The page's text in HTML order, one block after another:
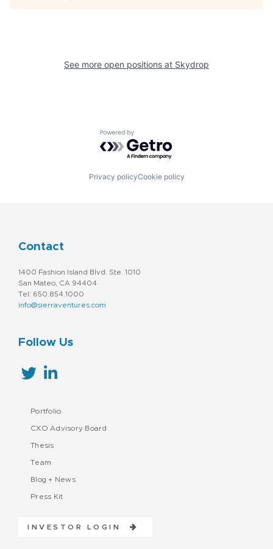
See more open positions at Skydrop
Powered by Getro.com
Privacy policyCookie policy
Contact
1400 Fashion Island Blvd. Ste. 1010
San Mateo, CA 94404
Tel: 650.854.1000
info@sierraventures.com
Follow Us
Portfolio
CXO Advisory Board
Thesis
Team
Blog + News
Press Kit
INVESTOR LOGIN